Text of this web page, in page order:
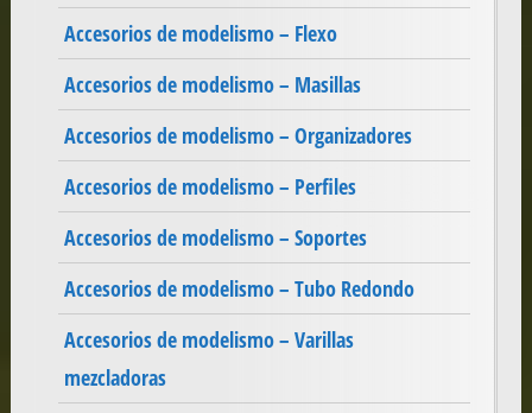
Accesorios de modelismo – Flexo
Accesorios de modelismo – Masillas
Accesorios de modelismo – Organizadores
Accesorios de modelismo – Perfiles
Accesorios de modelismo – Soportes
Accesorios de modelismo – Tubo Redondo
Accesorios de modelismo – Varillas
mezcladoras